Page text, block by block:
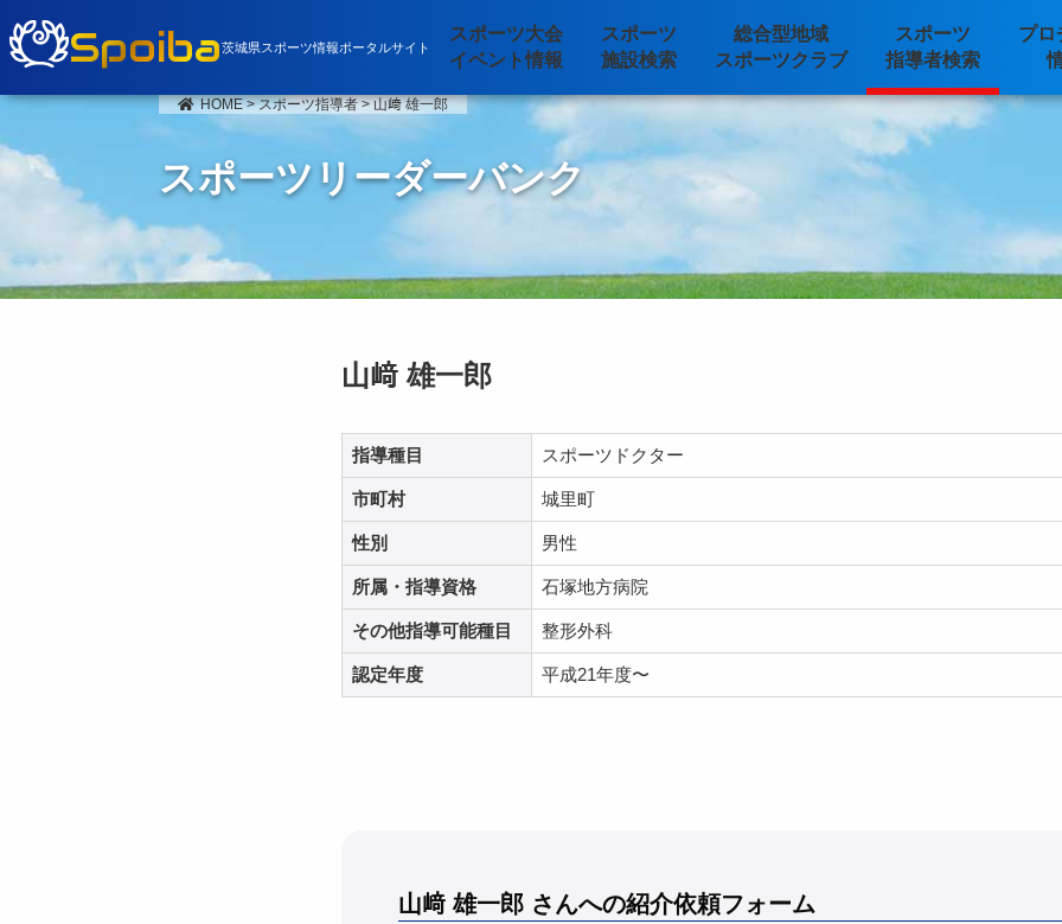
Spoiba茨城県スポーツ情報ポータルサイト
スポーツ大会
イベント情報
スポーツ
施設検索
総合型地域
スポーツクラブ
スポーツ
指導者検索
プロ
HOME>スポーツ指導者>山﨑 雄一郎
スポーツリーダーバンク
山﨑 雄一郎
指導種目 スポーツドクター
市町村 城里町
性別 男性
所属・指導資格 石塚地方病院
その他指導可能種目 整形外科
認定年度 平成21年度〜
山﨑 雄一郎 さんへの紹介依頼フォーム